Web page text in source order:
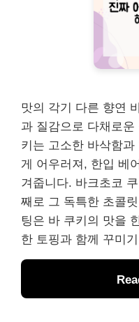
맛의 각기 다른 향연
과 질감으로 다채로
키는 고소한 바삭함
게 어우러져, 한입 베
겨줍니다. 바크초코
째로 그 독특한 초콜
팅은 바 쿠키의 맛을
한 토핑과 함께 꾸미